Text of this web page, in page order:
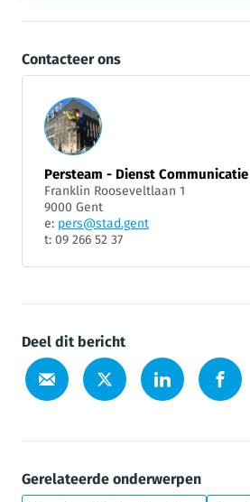
Contacteer ons
Persteam - Dienst Communicatie
Franklin Rooseveltlaan 1
9000 Gent
e: pers@stad.gent
t: 09 266 52 37
Deel dit bericht
Gerelateerde onderwerpen